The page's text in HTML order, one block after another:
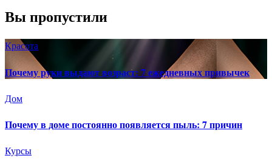
Вы пропустили
Красота
Почему руки выдают возраст: 7 ежедневных привычек
Дом
Почему в доме постоянно появляется пыль: 7 причин
Курсы